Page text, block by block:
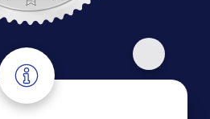
Adresse